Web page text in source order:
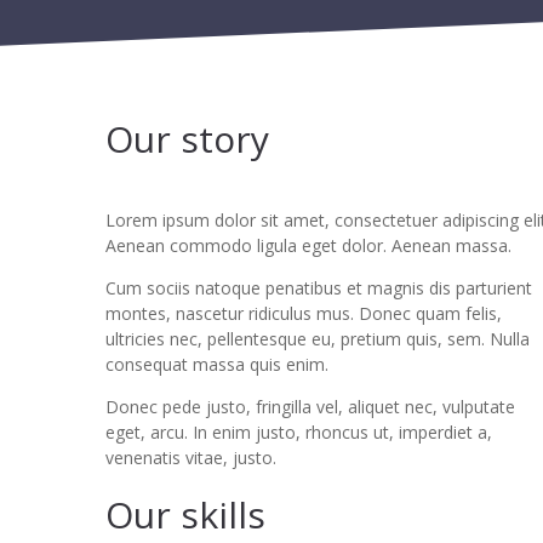
Our story
Lorem ipsum dolor sit amet, consectetuer adipiscing
Aenean commodo ligula eget dolor. Aenean massa.
Cum sociis natoque penatibus et magnis dis parturient
montes, nascetur ridiculus mus. Donec quam felis,
ultricies nec, pellentesque eu, pretium quis, sem. Nulla
consequat massa quis enim.
Donec pede justo, fringilla vel, aliquet nec, vulputate
eget, arcu. In enim justo, rhoncus ut, imperdiet a,
venenatis vitae, justo.
Our skills